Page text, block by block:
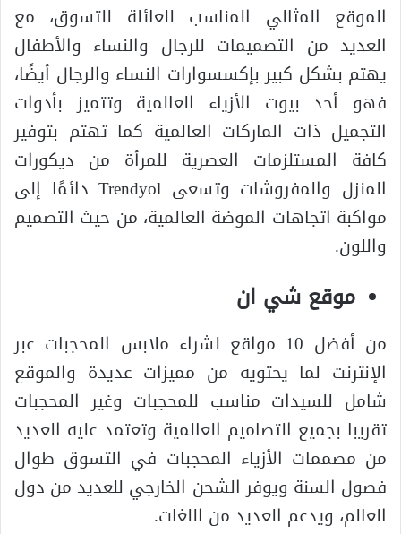
الموقع المثالي المناسب للعائلة للتسوق، مع
العديد من التصميمات للرجال والنساء والأطفال
يهتم بشكل كبير بإكسسوارات النساء والرجال أيضًا،
فهو أحد بيوت الأزياء العالمية وتتميز بأدوات
التجميل ذات الماركات العالمية كما تهتم بتوفير
كافة المستلزمات العصرية للمرأة من ديكورات
المنزل والمفروشات وتسعى Trendyol دائمًا إلى
مواكبة اتجاهات الموضة العالمية، من حيث التصميم
واللون.
موقع شي ان
من أفضل 10 مواقع لشراء ملابس المحجبات عبر
الإنترنت لما يحتويه من مميزات عديدة والموقع
شامل للسيدات مناسب للمحجبات وغير المحجبات
تقريبا بجميع التصاميم العالمية وتعتمد عليه العديد
من مصممات الأزياء المحجبات في التسوق طوال
فصول السنة ويوفر الشحن الخارجي للعديد من دول
العالم، ويدعم العديد من اللغات.